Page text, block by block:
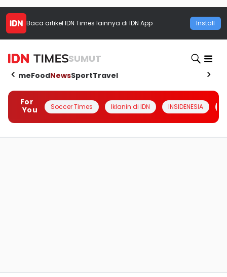
Baca artikel IDN Times lainnya di IDN App Install
SUMUT
HomeFoodNewsSportTravel
For
You
Soccer Times Iklanin di IDN INSIDENESIA